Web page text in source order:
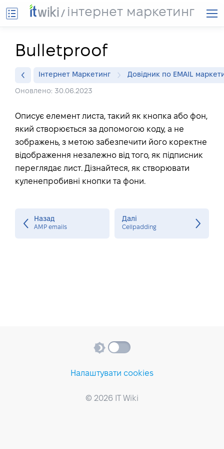
інтернет маркетинг
Bulletproof
Інтернет Маркетинг Довідник по EMAIL
Оновлено: 30.06.2023
Описує елемент листа, такий як кнопка або фон,
який створюється за допомогою коду, а не
зображень, з метою забезпечити його коректне
відображення незалежно від того, як підписник
переглядає лист. Дізнайтеся, як створювати
куленепробивні кнопки та фони.
Назад
AMP emails
Далі
Cellpadding
Налаштувати cookies
© 2026 IT Wiki